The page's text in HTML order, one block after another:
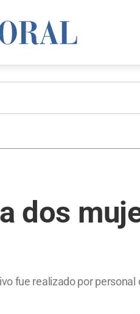
dos
fue realizado por